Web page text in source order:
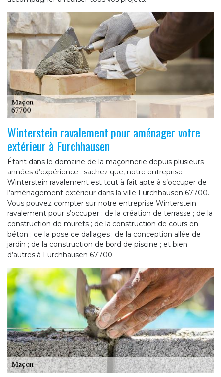
Winterstein ravalement pour aménager votre
extérieur à Furchhausen
Étant dans le domaine de la maçonnerie depuis plusieurs
années d’expérience ; sachez que, notre entreprise
Winterstein ravalement est tout à fait apte à s’occuper de
l’aménagement extérieur dans la ville Furchhausen 67700.
Vous pouvez compter sur notre entreprise Winterstein
ravalement pour s’occuper : de la création de terrasse ; de la
construction de murets ; de la construction de cours en
béton ; de la pose de dallages ; de la conception allée de
jardin ; de la construction de bord de piscine ; et bien
d’autres à Furchhausen 67700.